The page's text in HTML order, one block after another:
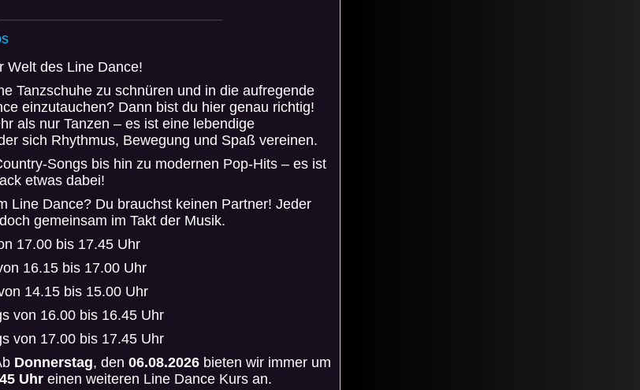
Welt des Line Dance!
Tanzschuhe zu schnüren und in die aufregende
einzutauchen? Dann bist du hier genau richtig!
als nur Tanzen – es ist eine lebendige
sich Rhythmus, Bewegung und Spaß vereinen.
Songs bis hin zu modernen Pop-Hits – es ist
etwas dabei!
Line Dance? Du brauchst keinen Partner! Jeder
gemeinsam im Takt der Musik.
17.00 bis 17.45 Uhr
16.15 bis 17.00 Uhr
14.15 bis 15.00 Uhr
von 16.00 bis 16.45 Uhr
von 17.00 bis 17.45 Uhr
Donnerstag, den 06.08.2026 bieten wir immer um
Uhr einen weiteren Line Dance Kurs an.